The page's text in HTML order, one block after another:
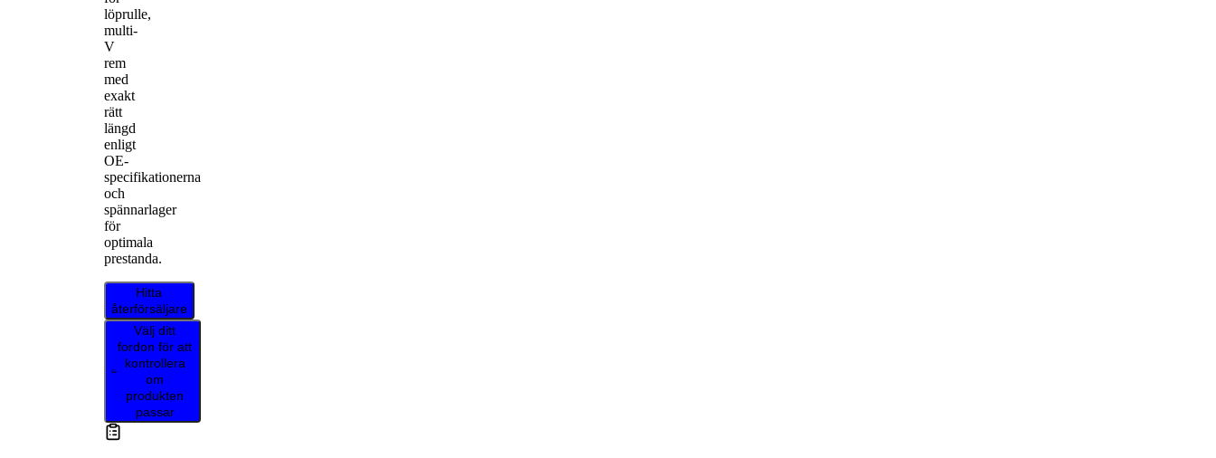
löprulle,
multi-
V
rem
med
exakt
rätt
längd
enligt
OE-
specifikationerna
och
spännarlager
för
optimala
prestanda.
Hitta
återförsäljare
Välj ditt
fordon för att
kontrollera
om
produkten
passar